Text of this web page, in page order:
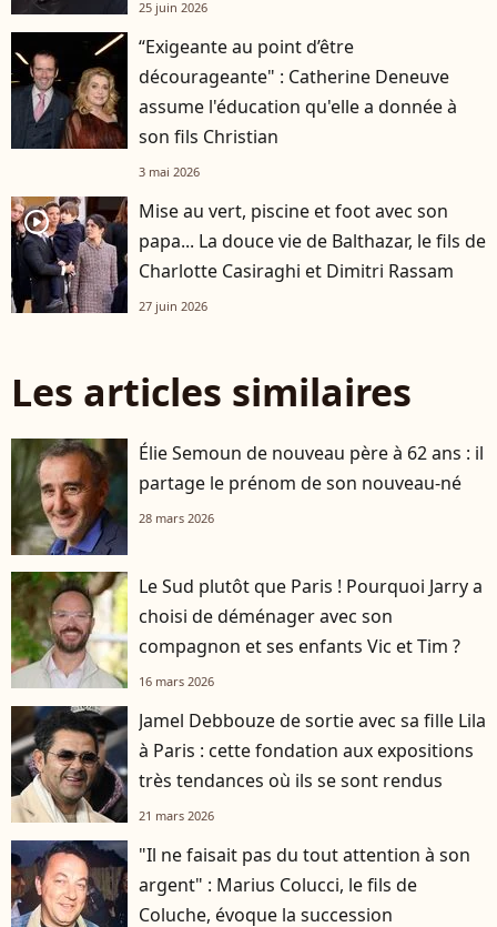
25 juin 2026
“Exigeante au point d’être
décourageante" : Catherine Deneuve
assume l'éducation qu'elle a donnée à
son fils Christian
3 mai 2026
player2
Mise au vert, piscine et foot avec son
papa... La douce vie de Balthazar, le fils de
Charlotte Casiraghi et Dimitri Rassam
27 juin 2026
Les articles similaires
Élie Semoun de nouveau père à 62 ans : il
partage le prénom de son nouveau-né
28 mars 2026
Le Sud plutôt que Paris ! Pourquoi Jarry a
choisi de déménager avec son
compagnon et ses enfants Vic et Tim ?
16 mars 2026
Jamel Debbouze de sortie avec sa fille Lila
à Paris : cette fondation aux expositions
très tendances où ils se sont rendus
21 mars 2026
"Il ne faisait pas du tout attention à son
argent" : Marius Colucci, le fils de
Coluche, évoque la succession